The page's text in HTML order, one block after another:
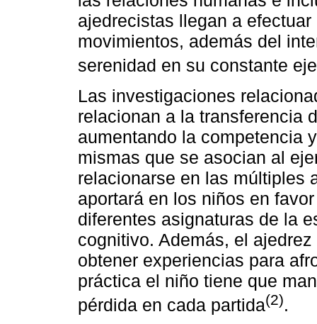
ajedrecistas llegan a
movimientos, además del
serenidad en su constante
Las investigaciones
relacionan a la transferencia
aumentando la competencia
mismas que se asocian al
relacionarse en las múltiples
aportará en los niños en
diferentes asignaturas de la
cognitivo. Además, el
obtener experiencias para
práctica el niño tiene que
pérdida en cada partida(2).